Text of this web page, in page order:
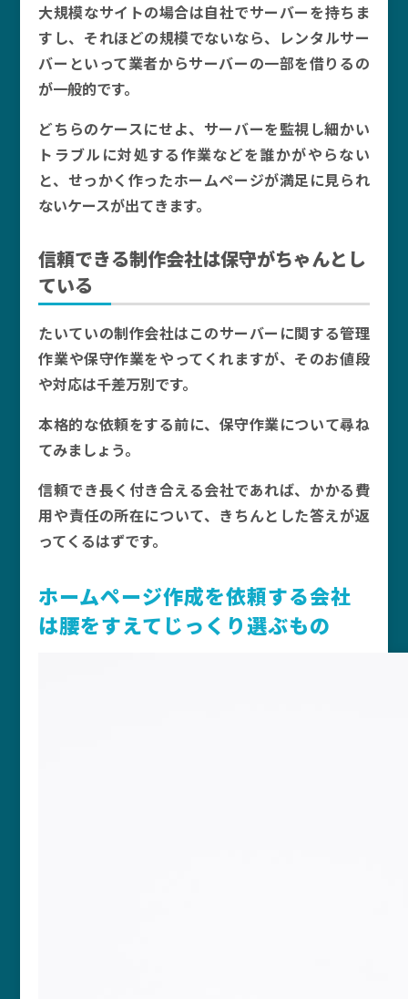
大規模なサイトの場合は自社でサーバーを持ちま
すし、それほどの規模でないなら、レンタルサー
バーといって業者からサーバーの一部を借りるの
が一般的です。
どちらのケースにせよ、サーバーを監視し細かい
トラブルに対処する作業などを誰かがやらない
と、せっかく作ったホームページが満足に見られ
ないケースが出てきます。
信頼できる制作会社は保守がちゃんとし
ている
たいていの制作会社はこのサーバーに関する管理
作業や保守作業をやってくれますが、そのお値段
や対応は千差万別です。
本格的な依頼をする前に、保守作業について尋ね
てみましょう。
信頼でき長く付き合える会社であれば、かかる費
用や責任の所在について、きちんとした答えが返
ってくるはずです。
ホームページ作成を依頼する会社
は腰をすえてじっくり選ぶもの